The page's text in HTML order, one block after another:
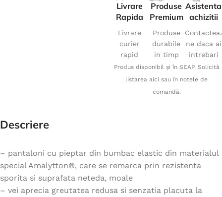
Livrare
Rapida
Livrare
curier
rapid
Produse
Premium
Produse
durabile
in timp
Asistenta
achizitii
ne daca ai
intrebari
Produs disponibil și în SEAP. Solicită
listarea aici sau în notele de
comandă.
Descriere
– pantaloni cu pieptar din bumbac elastic din materialul
special Amalytton®, care se remarca prin rezistenta
sporita si suprafata neteda, moale
– vei aprecia greutatea redusa si senzatia placuta la